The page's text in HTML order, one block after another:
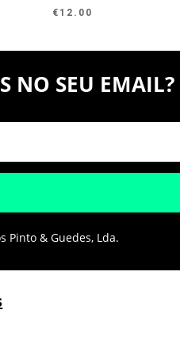
€ 12.00
NO SEU EMAIL?
Pinto & Guedes, Lda.